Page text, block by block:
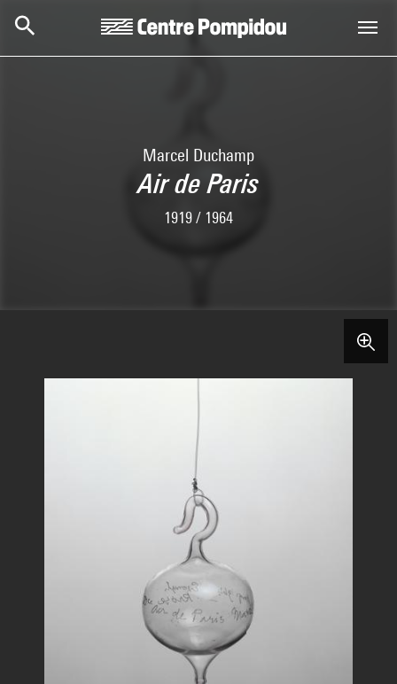
Marcel Duchamp
Air de Paris
1919 / 1964